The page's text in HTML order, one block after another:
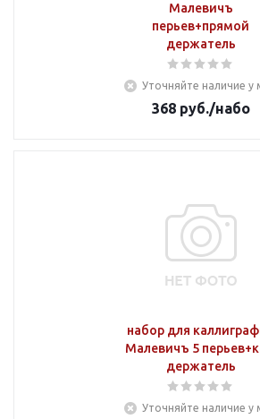
Малевичъ
перьев+прямой
держатель
Уточняйте наличие у
368руб./набо
набор для
Малевичъ 5
держатель
Уточняйте наличие у